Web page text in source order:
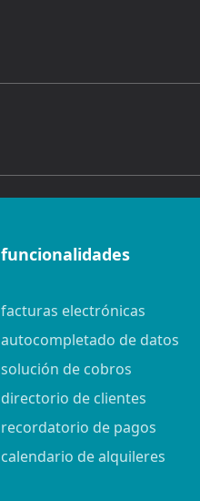
funcionalidades
facturas electrónicas
autocompletado de datos
solución de cobros
directorio de clientes
recordatorio de pagos
calendario de alquileres